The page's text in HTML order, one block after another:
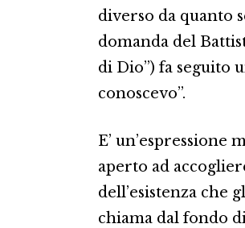
diverso da quanto
domanda del
di Dio”) fa seguito
conoscevo”.
E’
aperto ad
dell’esistenza che
chiama dal fondo